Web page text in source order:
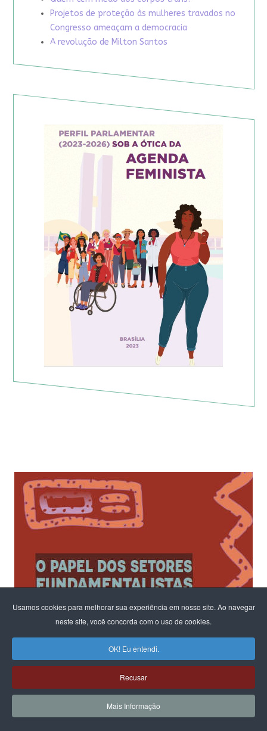
Usamos cookies para melhorar sua experiência em nosso site. Ao navegar
neste site, você concorda com o uso de cookies.
OK! Eu entendi.
Recusar
Mais Informação
Projetos de proteção às mulheres travados no
Congresso ameaçam a democracia
A revolução de Milton Santos